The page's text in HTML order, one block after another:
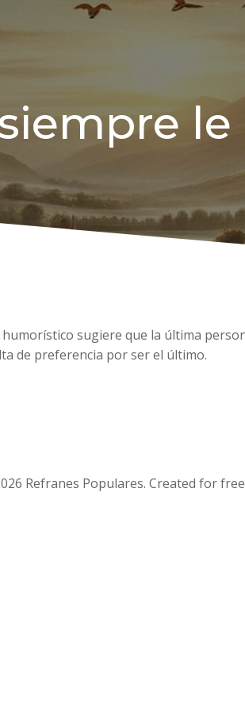
sugiere que la última
de preferencia por ser el último.
Refranes Populares. Created for